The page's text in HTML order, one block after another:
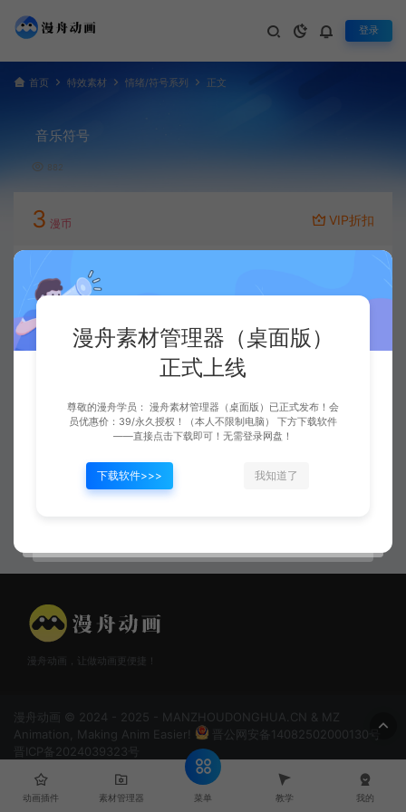
登录
首页 特效素材 情绪/符号系列 正文
音乐符号
882
3 漫币 VIP折扣
立即下载
漫舟动画，让做动画更便捷！
漫舟动画 © 2024 - 2025 - MANZHOUDONGHUA.CN & MZ
Animation, Making Anim Easier!
晋公网安备14082502000130号
晋ICP备2024039323号
动画插件 素材管理器 菜单 教学 我的
漫舟素材管理器（桌面版）
正式上线
尊敬的漫舟学员： 漫舟素材管理器（桌面版）已正式发布！会
员优惠价：39/永久授权！（本人不限制电脑） 下方下载软件
——直接点击下载即可！无需登录网盘！
下载软件>>> 我知道了